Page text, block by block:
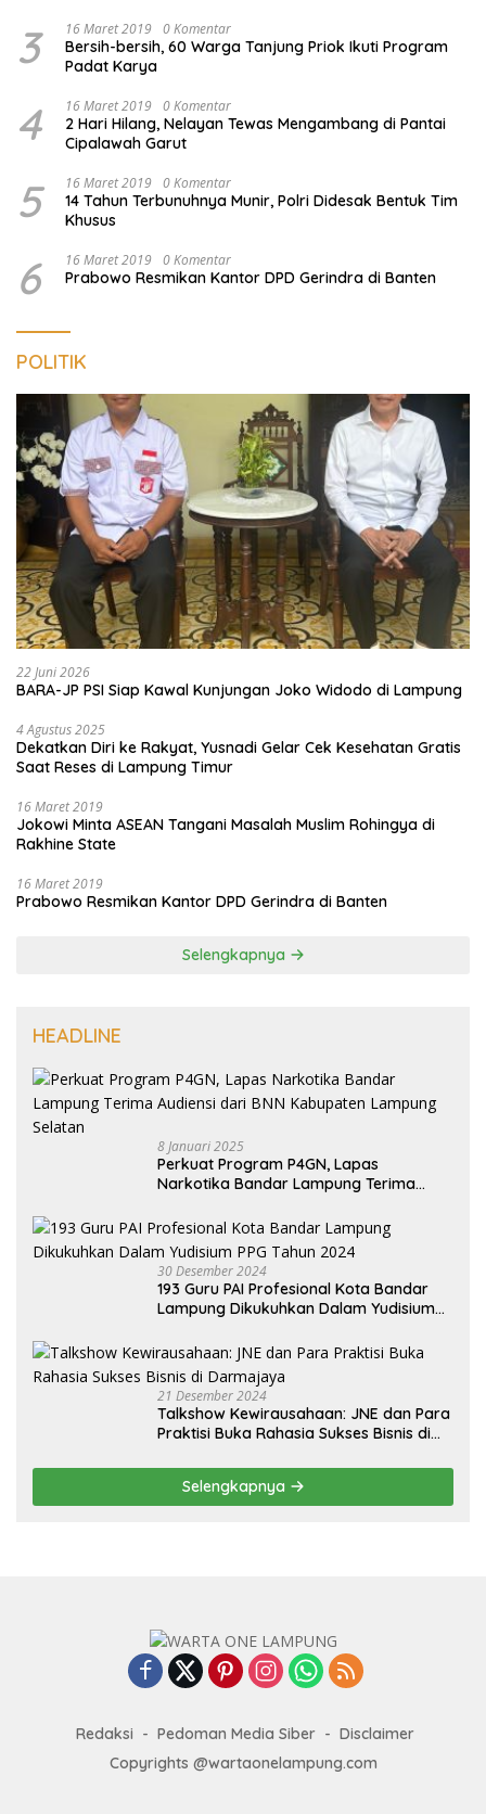
3 16 Maret 2019 0 Komentar
Bersih-bersih, 60 Warga Tanjung Priok Ikuti Program
Padat Karya
4 16 Maret 2019 0 Komentar
2 Hari Hilang, Nelayan Tewas Mengambang di Pantai
Cipalawah Garut
5 16 Maret 2019 0 Komentar
14 Tahun Terbunuhnya Munir, Polri Didesak Bentuk Tim
Khusus
6 16 Maret 2019 0 Komentar
Prabowo Resmikan Kantor DPD Gerindra di Banten
POLITIK
22 Juni 2026
BARA-JP PSI Siap Kawal Kunjungan Joko Widodo di Lampung
4 Agustus 2025
Dekatkan Diri ke Rakyat, Yusnadi Gelar Cek Kesehatan Gratis
Saat Reses di Lampung Timur
16 Maret 2019
Jokowi Minta ASEAN Tangani Masalah Muslim Rohingya di
Rakhine State
16 Maret 2019
Prabowo Resmikan Kantor DPD Gerindra di Banten
Selengkapnya
HEADLINE
8 Januari 2025
Perkuat Program P4GN, Lapas
Narkotika Bandar Lampung Terima
Selatan
30 Desember 2024
193 Guru PAI Profesional Kota Bandar
Lampung Dikukuhkan Dalam Yudisium
21 Desember 2024
Talkshow Kewirausahaan: JNE dan Para
Praktisi Buka Rahasia Sukses Bisnis di
Selengkapnya
Redaksi Pedoman Media Siber
Disclaimer
Copyrights @wartaonelampung.com